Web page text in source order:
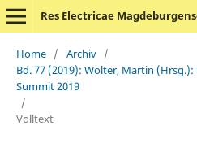
Home / Archiv /
Bd. 77 (2019): Wolter, Martin
Summit 2019
/
Volltext